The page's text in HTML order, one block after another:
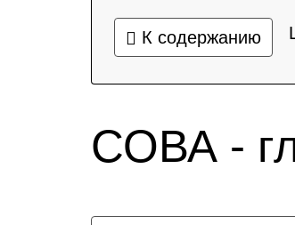
К содержанию
СОВА -